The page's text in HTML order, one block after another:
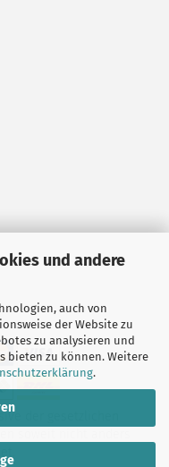
und andere
auch von
der Website zu
zu analysieren und
bieten zu können. Weitere
.
der gesetzlichen